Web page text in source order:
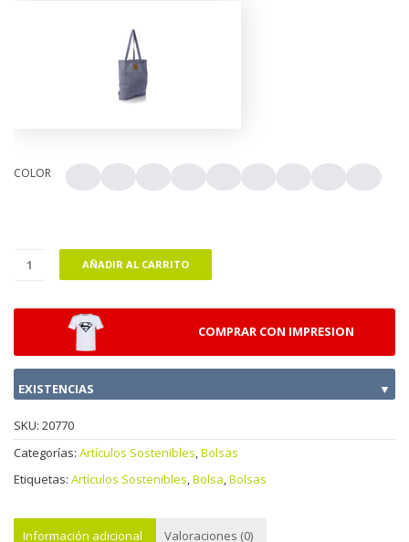
COLOR
AÑADIR AL CARRITO
COMPRAR CON IMPRESION
EXISTENCIAS ▼
SKU: 20770
Categorías: Artículos Sostenibles,Bolsas
Etiquetas: Artículos Sostenibles,Bolsa,Bolsas
Información adicional Valoraciones (0)